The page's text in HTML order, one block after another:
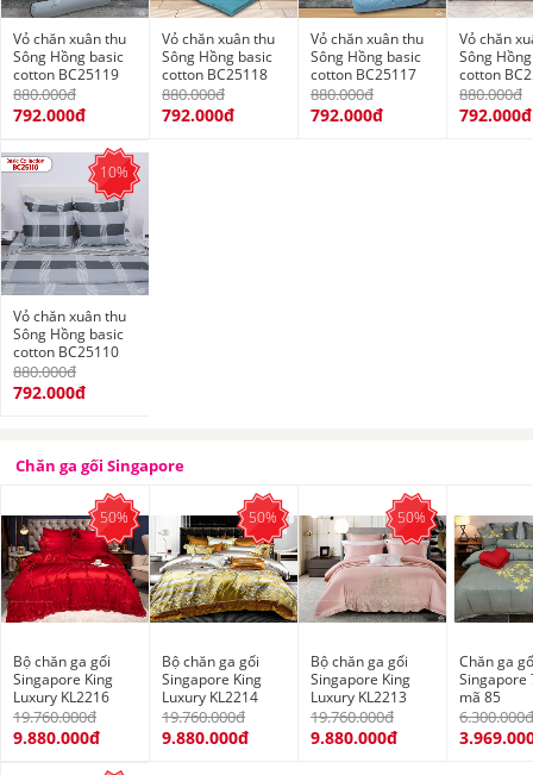
Vỏ chăn xuân thu
Sông Hồng basic
cotton BC25119
880.000đ
792.000đ
Vỏ chăn xuân thu
Sông Hồng basic
cotton BC25118
880.000đ
792.000đ
Vỏ chăn xuân thu
Sông Hồng basic
cotton BC25117
880.000đ
792.000đ
Vỏ chăn
Sông
cotton
880.000đ
792.000đ
10%
Vỏ chăn xuân thu
Sông Hồng basic
cotton BC25110
880.000đ
792.000đ
Chăn ga gối Singapore
50%
Bộ chăn ga gối
Singapore King
Luxury KL2216
19.760.000đ
9.880.000đ
50%
Bộ chăn ga gối
Singapore King
Luxury KL2214
19.760.000đ
9.880.000đ
50%
Bộ chăn ga gối
Singapore King
Luxury KL2213
19.760.000đ
9.880.000đ
Chăn ga
Singapore
mã 85
6.300.000đ